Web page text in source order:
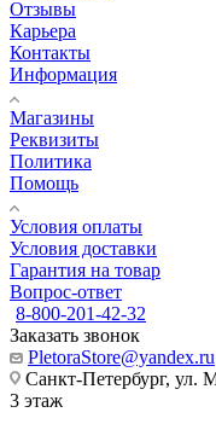
Отзывы
Карьера
Контакты
Информация
Магазины
Реквизиты
Политика
Помощь
Условия оплаты
Условия доставки
Гарантия на товар
Вопрос-ответ
8-800-201-42-32
Заказать звонок
PletoraStore@yandex.ru
Санкт-Петербург, ул.
3 этаж